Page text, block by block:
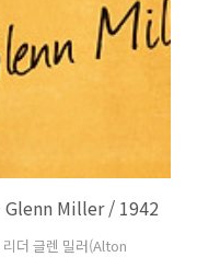
Miller / 1942
더 글렌 밀러(Alton